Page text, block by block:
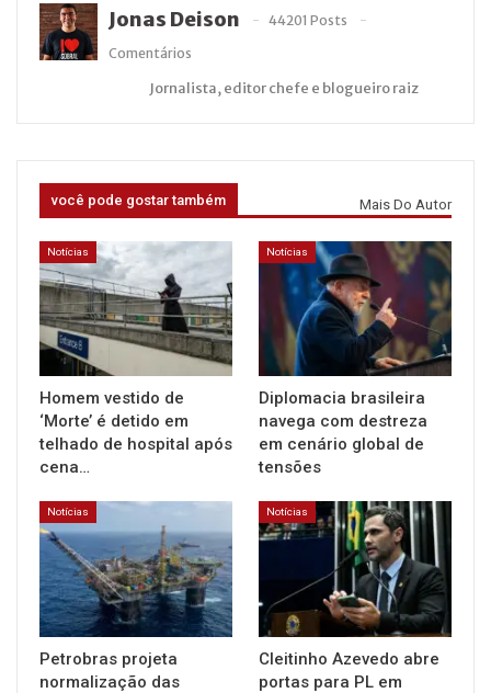
Jonas Deison
44201 Posts
Comentários
Jornalista, editor chefe e blogueiro raiz
você pode gostar também Mais Do Autor
Notícias
Homem vestido de
‘Morte’ é detido em
telhado de hospital após
cena…
Notícias
Diplomacia brasileira
navega com destreza
em cenário global de
tensões
Notícias
Petrobras projeta
normalização das
Notícias
Cleitinho Azevedo abre
portas para PL em